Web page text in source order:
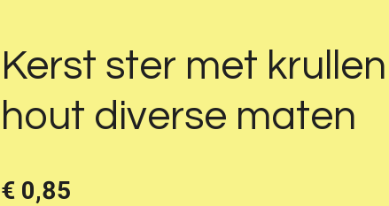
Kerst ster met krullen
hout diverse maten
€ 0,85